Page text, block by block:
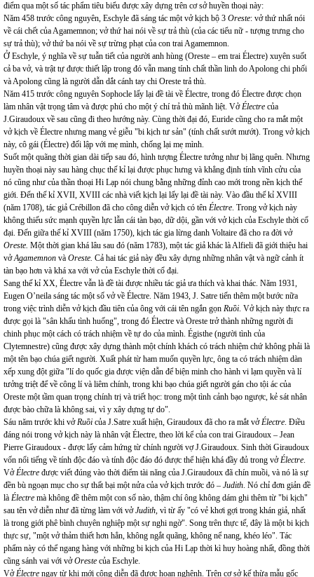
điểm qua một số tác phẩm tiêu biểu được xây dựng trên cơ sở huyền thoại này:
Năm 458 trước công nguyên, Eschyle đã sáng tác một vở kịch bộ 3 Oreste: vở thứ nhất nói
về cái chết của Agamemnon; vở thứ hai nói về sự trả thù (của các tiểu nữ - tượng trưng cho
sự trả thù); vở thứ ba nói về sự trừng phạt của con trai Agamemnon.
Ở Eschyle, ý nghĩa về sự tuẫn tiết của người anh hùng (Oreste – em trai Électre) xuyên suốt
cả ba vở, và trật tự được thiết lập trong đó vẫn mang tính chất thần linh do Apolong chi phối
và Apolong cũng là người dẫn dắt cánh tay chi Oreste trả thù.
Năm 415 trước công nguyên Sophocle lấy lại đề tài về Électre, trong đó Électre được chọn
làm nhân vật trọng tâm và được phú cho một ý chí trả thù mãnh liệt. VởÉlectre của
J.Giraudoux về sau cũng đi theo hướng này. Cùng thời đại đó, Euride cũng cho ra mắt một
vở kịch về Électre nhưng mang vẻ giễu "bi kịch tư sản" (tính chất sướt mướt). Trong vở kịch
này, cô gái (Électre) đối lập với mẹ mình, chống lại mẹ mình.
Suốt một quãng thời gian dài tiếp sau đó, hình tượng Électre tưởng như bị lãng quên. Nhưng
huyền thoại này sau hàng chục thế kỉ lại được phục hưng và khẳng định tính vĩnh cửu của
nó cũng như của thần thoại Hi Lạp nói chung bằng những đỉnh cao mới trong nền kịch thế
giới. Đến thế kỉ XVII, XVIII các nhà viết kịch lại lấy lại đề tài này. Vào đầu thế kỉ XVIII
(năm 1708), tác giả Crébillon đã cho công diễn vở kịch có tên Électre. Trong vở kịch này
không thiếu sức mạnh quyền lực lẫn cái tàn bạo, dữ dội, gần với vở kịch của Eschyle thời cổ
đại. Đến giữa thế kỉ XVIII (năm 1750), kịch tác gia lừng danh Voltaire đã cho ra đời vở
Oreste. Một thời gian khá lâu sau đó (năm 1783), một tác giả khác là Alfieli đã giới thiệu hai
vởAgamemnon và Oreste. Cả hai tác giả này đều xây dựng những nhân vật và ngữ cảnh ít
tàn bạo hơn và khá xa với vở của Eschyle thời cổ đại.
Sang thế kỉ XX, Électre vẫn là đề tài được nhiều tác giả ưa thích và khai thác. Năm 1931,
Eugen O’neila sáng tác một số vở về Électre. Năm 1943, J. Satre tiến thêm một bước nữa
trong việc trình diễn vở kịch đầu tiên của ông với cái tên ngắn gọn Ruồi. Vở kịch này thực ra
được gọi là "sân khấu tình huống", trong đó Électre và Oreste trở thành những người đi
chinh phục một cách có trách nhiệm về tự do của mình. Égisthe (người tình của
Clytemnestre) cũng được xây dựng thành một chính khách có trách nhiệm chứ không phải là
một tên bạo chúa giết người. Xuất phát từ ham muốn quyền lực, ông ta có trách nhiệm dàn
xếp xung đột giữa "lí do quốc gia được viện dẫn để biện minh cho hành vi lạm quyền và lí
tưởng triệt để về công lí và liêm chính, trong khi bạo chúa giết người gán cho tội ác của
Oreste một tầm quan trọng chính trị và triết học: trong một tình cảnh bạo ngược, kẻ sát nhân
được bào chữa là không sai, vì y xây dựng tự do".
Sáu năm trước khi vởRuồi của J.Satre xuất hiện, Giraudoux đã cho ra mắt vởÉlectre. Điều
đáng nói trong vở kịch này là nhân vật Électre, theo lời kể của con trai Giraudoux – Jean
Pierre Giraudoux - được lấy cảm hứng từ chính người vợ J.Giraudoux. Sinh thời Giraudoux
vốn nổi tiếng về tính độc đáo và tính độc đáo đó được thể hiện khá đầy đủ trong vởÉlectre.
VởÉlectre được viết đúng vào thời điểm tài năng của J.Giraudoux đã chín muồi, và nó là sự
đền bù ngoạn mục cho sự thất bại một nửa của vở kịch trước đó – Judith. Nó chỉ đơn giản đề
là Électre mà không đề thêm một con số nào, thậm chí ông không dám ghi thêm từ "bi kịch"
sau tên vở diễn như đã từng làm với vởJudith, vì từ ấy "có vẻ khơi gợi trong khán giả, nhất
là trong giới phê bình chuyên nghiệp một sự nghi ngờ". Song trên thực tế, đây là một bi kịch
thực sự, "một vở thảm thiết hơn hẳn, không ngắt quãng, không nể nang, khéo léo". Tác
phẩm này có thể ngang hàng với những bi kịch của Hi Lạp thời kì huy hoàng nhất, đồng thời
cũng sánh vai với vởOreste của Eschyle.
VởÉlectre ngay từ khi mới công diễn đã được hoan nghênh. Trên cơ sở kế thừa mẫu gốc